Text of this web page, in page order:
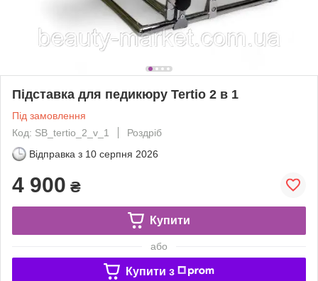
Підставка для педикюру Tertio 2 в 1
Під замовлення
Код: SB_tertio_2_v_1
Роздріб
Відправка з 10 серпня 2026
4 900 ₴
Купити
або
Купити з